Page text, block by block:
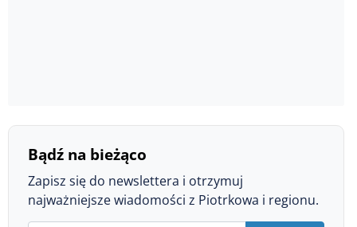
Bądź na bieżąco
Zapisz się do newslettera i otrzymuj
najważniejsze wiadomości z Piotrkowa i regionu.